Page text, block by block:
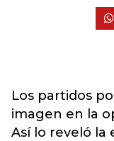
Los partidos
imagen en la
Así lo reveló la